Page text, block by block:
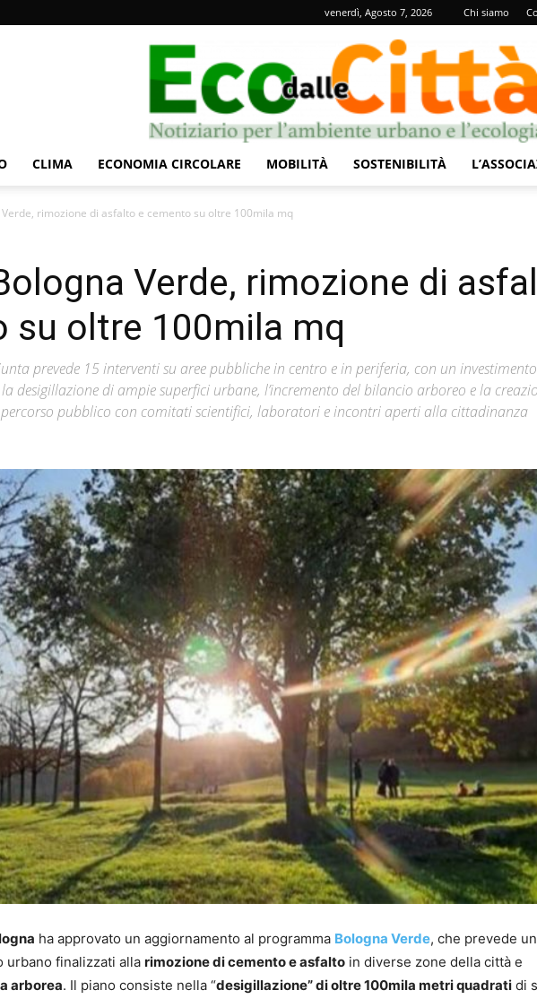
venerdì, Agosto 7, 2026 Chi siamo
CLIMA ECONOMIA CIRCOLARE MOBILITÀ SOSTENIBILITÀ
rimozione di asfalto e cemento su oltre 100mila mq
Verde, rimozione di
su oltre 100mila mq
prevede 15 interventi su aree pubbliche in centro e in periferia, con un
desigillazione di ampie superfici urbane, l’incremento del bilancio arboreo e la
pubblico con comitati scientifici, laboratori e incontri aperti alla cittadinanza
ha approvato un aggiornamento al programma Bologna Verde, che prevede
finalizzati alla rimozione di cemento e asfalto in diverse zone della città e
arborea. Il piano consiste nella “desigillazione” di oltre 100mila metri quadrati di